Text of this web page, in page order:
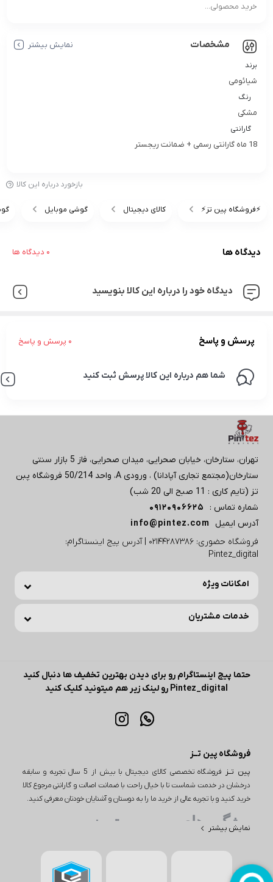
خرید محصولی...
مشخصات نمایش بیشتر
برند
شیائومی
رنگ
مشکی
گارانتی
18 ماه گارانتی رسمی + ضمانت ریجستر
بازخورد درباره این کالا
⚡️فروشگاه پین تز⚡️ کالای دیجیتال گوشی موبایل
دیدگاه ها 0 دیدگاه ها
دیدگاه خود را درباره این کالا بنویسید
پرسش و پاسخ 0 پرسش و پاسخ
شما هم درباره این کالا پرسش ثبت کنید
تهران، ستارخان، خیابان صحرایی، میدان صحرایی، فاز 5 بازار سنتی
ستارخان(مجتمع تجاری آپادانا) ، ورودی A، واحد 50/214 فروشگاه پبن
تز (تایم کاری : 11 صبح الی 20 شب)
شماره تماس :
09120906625
آدرس ایمیل
info@pintez.com
فروشگاه حضوری: 02144287386 | آدرس پیج اینستاگرام:
Pintez_digital
امکانات ویژه
خدمات مشتریان
حتما پیج اینستاگرام رو برای دیدن بهترین تخفیف ها دنبال کنید
Pintez_digital رو لینک زیر هم میتونید کلیک کنید
فروشگاه پین تــز
پین تــز
فروشگاه تخصصی کالای دیجیتال با بیش از 5 سال تجربه و سابقه
درخشان در خدمت شماست تا با خیال راحت با ضمانت اصالت و گارانتی مرجوع کالا
خرید کنید و با تجربه عالی از خرید ما را به دوستان و آشنایان خودتان معرفی کنید.
ویژگی های مهم پین تـــز
لوازم دیجیتال، لوازم خانگی و بسیاری از محصولات دیگر ارائه می‌دهد. به
نمایش بیشتر